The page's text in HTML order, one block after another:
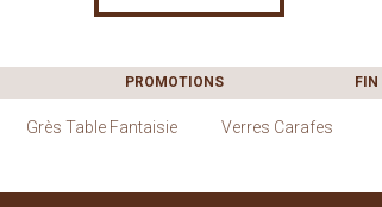
PROMOTIONS FIN
Grès Table Fantaisie Verres Carafes